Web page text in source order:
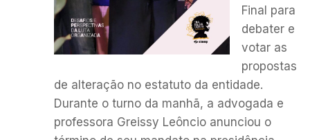
Final para
debater e
votar as
propostas
de alteração no estatuto da entidade.
Durante o turno da manhã, a advogada e
professora Greissy Leôncio anunciou o